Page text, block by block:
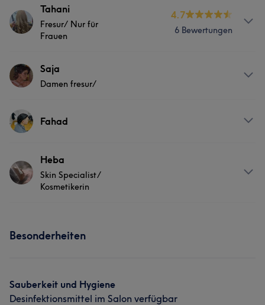
Tahani
Fresur/ Nur für
Frauen
4.7
6 Bewertungen
Services
Haarentfernung
Portfolio
Saja
Damen fresur/
ServicesFahad
Services
Nägel
Heba
Skin Specialist/
Kosmetikerin
Hautpflege Gesittung/ haydrafacial/ dermapen/
Services
Besonderheiten
Sauberkeit und Hygiene
Desinfektionsmittel im Salon verfügbar